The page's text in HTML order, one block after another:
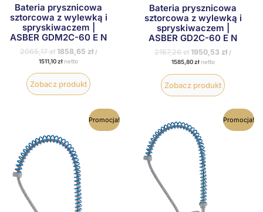
Bateria prysznicowa
sztorcowa z wylewką i
spryskiwaczem |
ASBER GDM2C-60 E N
2065,17zł 1858,65 zł /
1511,10zł netto
Zobacz produkt
Bateria prysznicowa
sztorcowa z wylewką i
spryskiwaczem |
ASBER GD2C-60 E N
2167,26zł 1950,53 zł /
1585,80złnetto
Zobacz produkt
Promocja!
Pierwotna
wynosiła:
1469,85 zł.
Aktualna
cena
Promocja!
Pierwotna
cena
wynosiła:
1514,13 zł.
Aktualna
cena